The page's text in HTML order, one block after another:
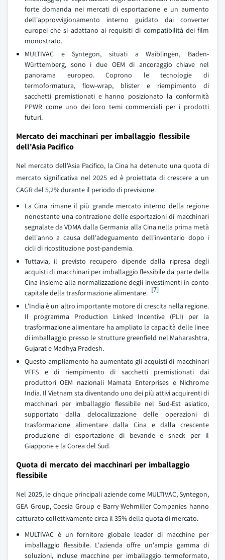
forte domanda nei mercati di esportazione e un aumento
dell'approvvigionamento interno guidato dai converter
europei che si adattano ai requisiti di compatibilità dei film
monostrato.
MULTIVAC e Syntegon, situati a Waiblingen, Baden-
Württemberg, sono i due OEM di ancoraggio chiave nel
panorama europeo. Coprono le tecnologie di
termoformatura, flow-wrap, blister e riempimento di
sacchetti premistionati e hanno posizionato la conformità
PPWR come uno dei loro temi commerciali per i prodotti
futuri.
Mercato dei macchinari per imballaggio flessibile
dell'Asia Pacifico
Nel mercato dell'Asia Pacifico, la Cina ha detenuto una quota di
mercato significativa nel 2025 ed è proiettata di crescere a un
CAGR del 5,2% durante il periodo di previsione.
La Cina rimane il più grande mercato interno della regione
nonostante una contrazione delle esportazioni di macchinari
segnalate da VDMA dalla Germania alla Cina nella prima metà
dell'anno a causa dell'adeguamento dell'inventario dopo i
cicli di ricostituzione post-pandemia.
Tuttavia, il previsto recupero dipende dalla ripresa degli
acquisti di macchinari per imballaggio flessibile da parte della
Cina insieme alla normalizzazione degli investimenti in conto
capitale della trasformazione alimentare. [7]
L'India è un altro importante motore di crescita nella regione.
Il programma Production Linked Incentive (PLI) per la
trasformazione alimentare ha ampliato la capacità delle linee
di imballaggio presso le strutture greenfield nel Maharashtra,
Gujarat e Madhya Pradesh.
Questo ampliamento ha aumentato gli acquisti di macchinari
VFFS e di riempimento di sacchetti premistionati dai
produttori OEM nazionali Mamata Enterprises e Nichrome
India. Il Vietnam sta diventando uno dei più attivi acquirenti di
macchinari per imballaggio flessibile nel Sud-Est asiatico,
supportato dalla delocalizzazione delle operazioni di
trasformazione alimentare dalla Cina e dalla crescente
produzione di esportazione di bevande e snack per il
Giappone e la Corea del Sud.
Quota di mercato dei macchinari per imballaggio
flessibile
Nel 2025, le cinque principali aziende come MULTIVAC, Syntegon,
GEA Group, Coesia Group e Barry-Wehmiller Companies hanno
catturato collettivamente circa il 35% della quota di mercato.
MULTIVAC è un fornitore globale leader di macchine per
imballaggio flessibile. L'azienda offre un'ampia gamma di
soluzioni, incluse macchine per imballaggio termoformato,